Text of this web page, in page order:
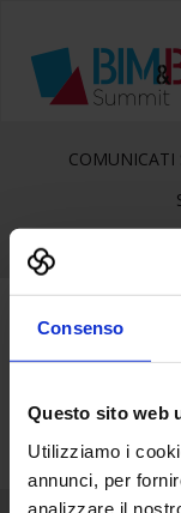
Consenso
Questo sito web
Utilizziamo i
annunci, per
analizzare il
COMUNICATI